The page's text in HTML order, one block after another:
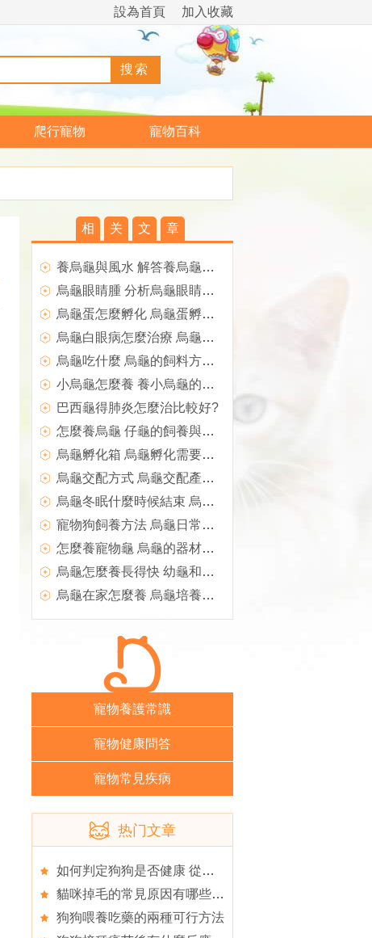
加入收藏
設為首頁
爬行寵物 寵物百科
相 关 文 章
養烏龜與風水 解答養烏龜是否影響風水
烏龜眼睛腫 分析烏龜眼睛腫了怎麼辦？
烏龜蛋怎麼孵化 烏龜蛋孵化方法
烏龜白眼病怎麼治療 烏龜白眼病治療方法
烏龜吃什麼 烏龜的飼料方法介紹
小烏龜怎麼養 養小烏龜的方法
巴西龜得肺炎怎麼治比較好?
怎麼養烏龜 仔龜的飼養與管理注意事項
烏龜孵化箱 烏龜孵化需要注意的事項
烏龜交配方式 烏龜交配產卵與采集需要注意事項
烏龜冬眠什麼時候結束 烏龜冬眠的日常管理
寵物狗飼養方法 烏龜日常管理需要注意事項
怎麼養寵物龜 烏龜的器材選購注意事項
烏龜怎麼養長得快 幼龜和商品龜養殖注意技巧
烏龜在家怎麼養 烏龜培養需要准備的東西
寵物養護常識
寵物健康問答
寵物常見疾病
热门文章
如何判定狗狗是否健康 從狗狗的大便看健康
貓咪掉毛的常見原因有哪些 貓咪為什麼會掉毛
狗狗喂養吃藥的兩種可行方法